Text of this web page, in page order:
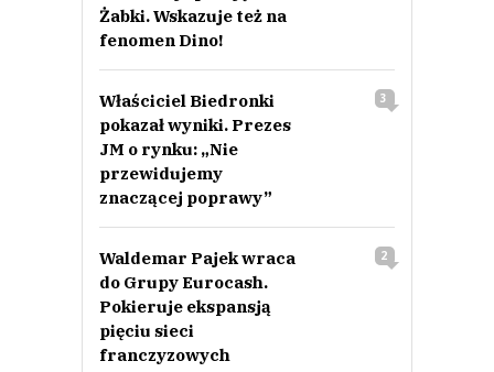
Żabki. Wskazuje też na
fenomen Dino!
Właściciel Biedronki
pokazał wyniki. Prezes
JM o rynku: „Nie
przewidujemy
znaczącej poprawy”
3
Waldemar Pajek wraca
do Grupy Eurocash.
Pokieruje ekspansją
pięciu sieci
franczyzowych
2